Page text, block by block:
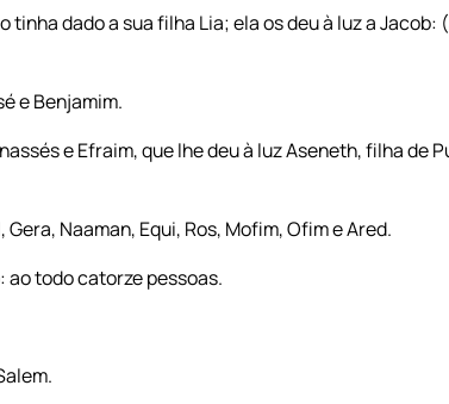
dado a sua filha Lia; ela os deu à luz a Jacob:
e Benjamim.
e Efraim, que lhe deu à luz Aseneth, filha de
Naaman, Equi, Ros, Mofim, Ofim e Ared.
ao todo catorze pessoas.